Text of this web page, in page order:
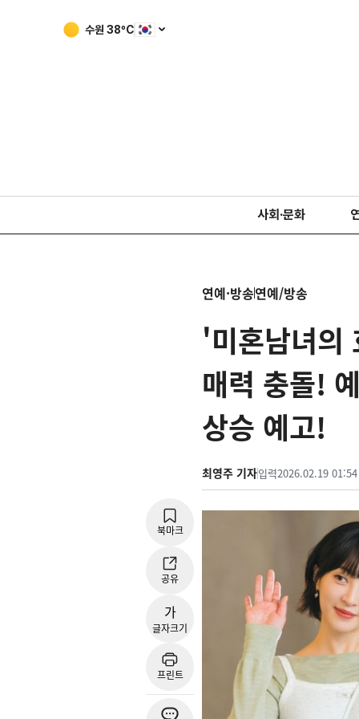
수원 38ºC
사회·문화
연예·방송연예/방송
'미혼남녀의
매력 충돌!
상승 예고!
최영주 기자입력2026.02.19 01:54
북마크
공유
가
글자크기
프린트